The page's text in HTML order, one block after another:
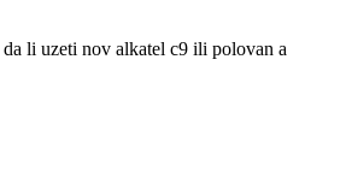
li uzeti nov alkatel c9 ili polovan a